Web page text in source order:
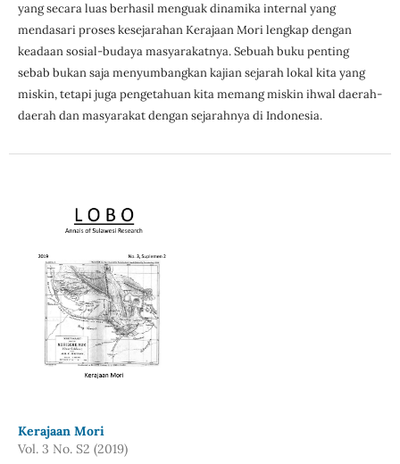
yang secara luas berhasil menguak dinamika internal yang
mendasari proses kesejarahan Kerajaan Mori lengkap dengan
keadaan sosial-budaya masyarakatnya. Sebuah buku penting
sebab bukan saja menyumbangkan kajian sejarah lokal kita yang
miskin, tetapi juga pengetahuan kita memang miskin ihwal daerah-
daerah dan masyarakat dengan sejarahnya di Indonesia.
Kerajaan Mori
Vol. 3 No. S2 (2019)